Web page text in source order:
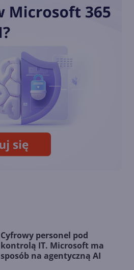
aktualizacją 22H1
Alex Kipman zaprzecza
pogłoskom o uśmierceniu
HoloLens
Cyfrowy personel pod
kontrolą IT. Microsoft ma
sposób na agentyczną AI